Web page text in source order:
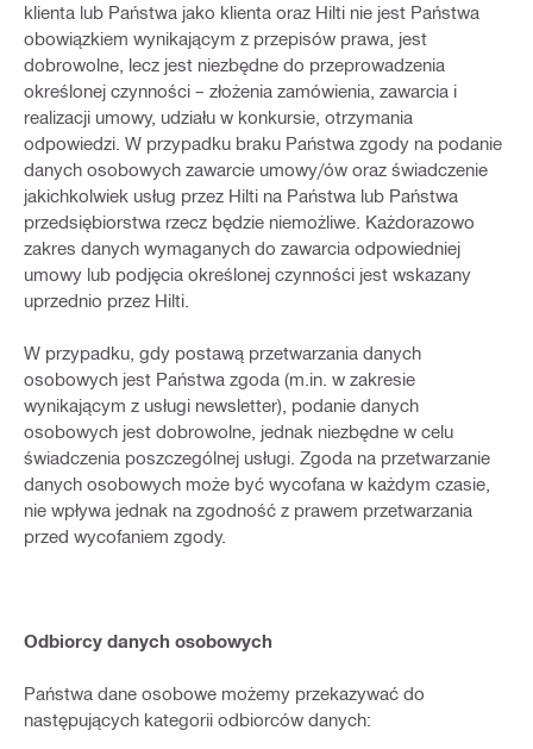
klienta lub Państwa jako klienta oraz Hilti nie jest Państwa
obowiązkiem wynikającym z przepisów prawa, jest
dobrowolne, lecz jest niezbędne do przeprowadzenia
określonej czynności – złożenia zamówienia, zawarcia i
realizacji umowy, udziału w konkursie, otrzymania
odpowiedzi. W przypadku braku Państwa zgody na podanie
danych osobowych zawarcie umowy/ów oraz świadczenie
jakichkolwiek usług przez Hilti na Państwa lub Państwa
przedsiębiorstwa rzecz będzie niemożliwe. Każdorazowo
zakres danych wymaganych do zawarcia odpowiedniej
umowy lub podjęcia określonej czynności jest wskazany
uprzednio przez Hilti.
W przypadku, gdy postawą przetwarzania danych
osobowych jest Państwa zgoda (m.in. w zakresie
wynikającym z usługi newsletter), podanie danych
osobowych jest dobrowolne, jednak niezbędne w celu
świadczenia poszczególnej usługi. Zgoda na przetwarzanie
danych osobowych może być wycofana w każdym czasie,
nie wpływa jednak na zgodność z prawem przetwarzania
przed wycofaniem zgody.
Odbiorcy danych osobowych
Państwa dane osobowe możemy przekazywać do
następujących kategorii odbiorców danych: